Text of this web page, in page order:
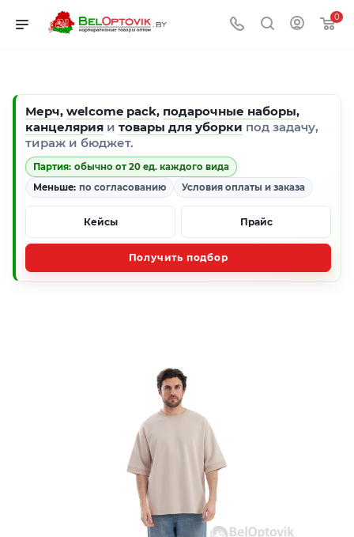
0
Мерч, welcome pack, подарочные наборы,
канцелярия и товары для уборки под задачу,
тираж и бюджет.
Партия: обычно от 20 ед. каждого вида
Меньше: по согласованию Условия оплаты и заказа
Кейсы Прайс
Получить подбор